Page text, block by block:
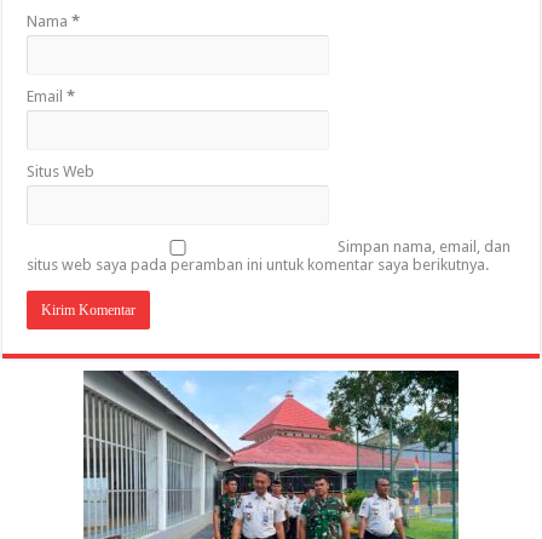
Nama*
Email*
Situs Web
Simpan nama, email, dan
situs web saya pada peramban ini untuk komentar saya berikutnya.